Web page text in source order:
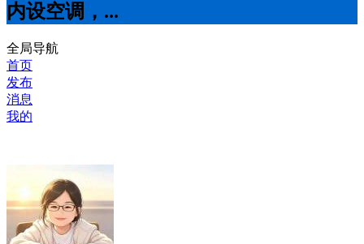
内设空调，...
全局导航
首页
发布
消息
我的